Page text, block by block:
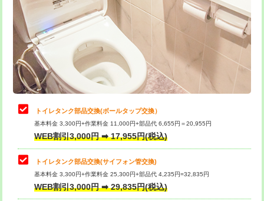
トイレタンク部品交換(ボールタップ交換）
基本料金 3,300円+作業料金 11,000円+部品代 6,655円＝20,955円
WEB割引3,000円 ➡ 17,955円(税込)
トイレタンク部品交換(サイフォン管交換)
基本料金 3,300円+作業料金 25,300円+部品代 4,235円=32,835円
WEB割引3,000円 ➡ 29,835円(税込)